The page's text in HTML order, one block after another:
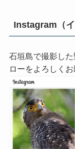
Instagram（イ
石垣島で撮影し
ローをよろしく